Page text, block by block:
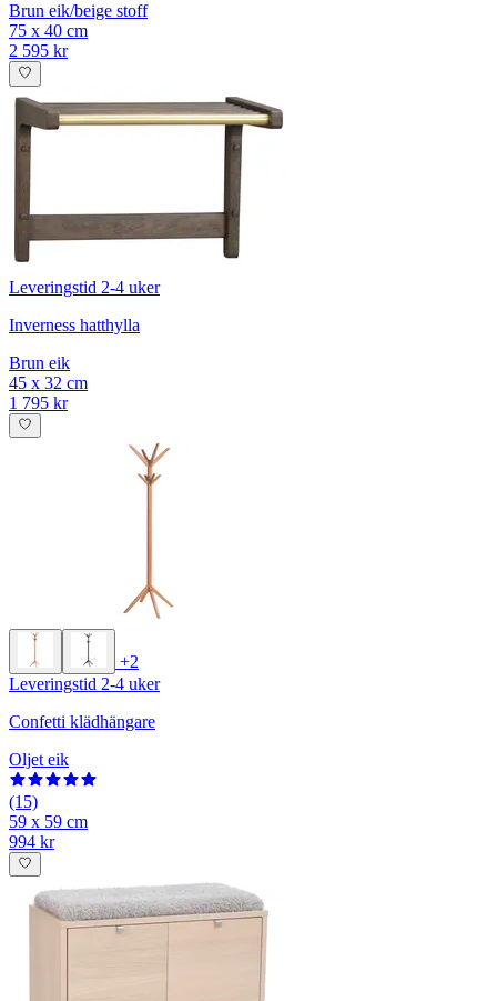
Brun eik/beige stoff
75 x 40 cm
2 595 kr
Leveringstid 2-4 uker
Inverness hatthylla
Brun eik
45 x 32 cm
1 795 kr
+2
Leveringstid 2-4 uker
Confetti klädhängare
Oljet eik
(15)
59 x 59 cm
994 kr